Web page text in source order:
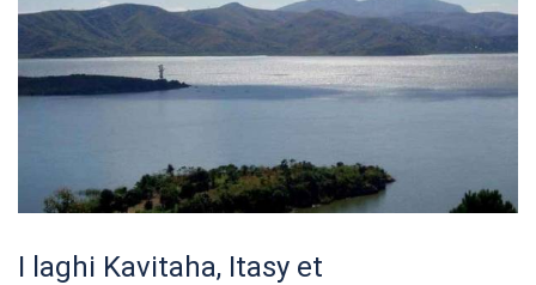
I laghi Kavitaha, Itasy et